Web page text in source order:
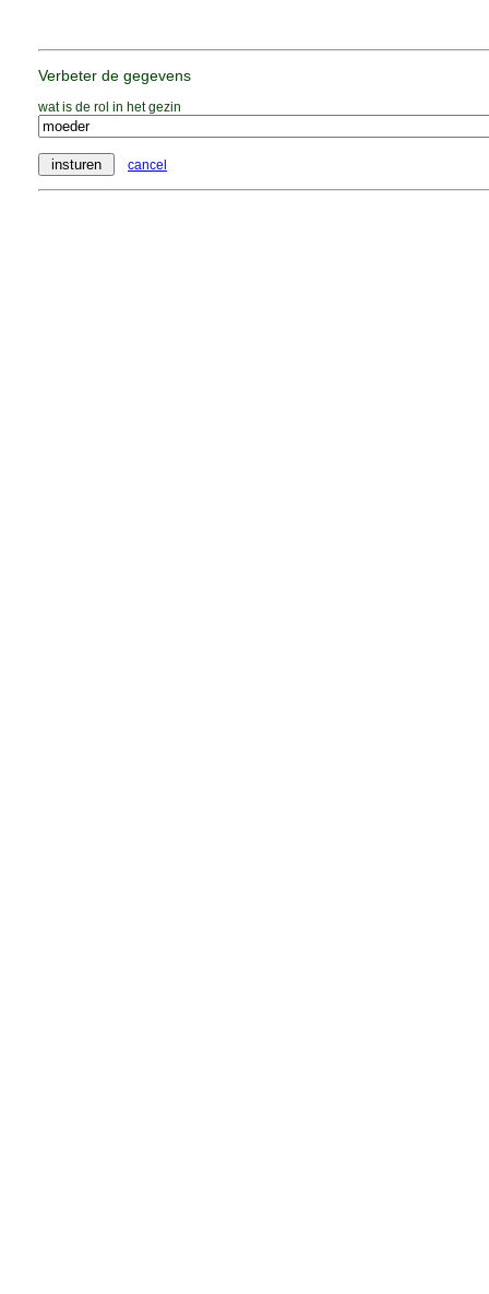
Verbeter de gegevens
wat is de rol in het gezin
cancel